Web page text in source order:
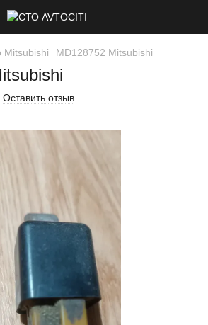
Mitsubishi MD128752 Mitsubishi
Оставить отзыв